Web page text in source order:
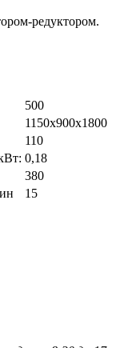
редуктором.
500
1150х900х1800
110
0,18
380
15